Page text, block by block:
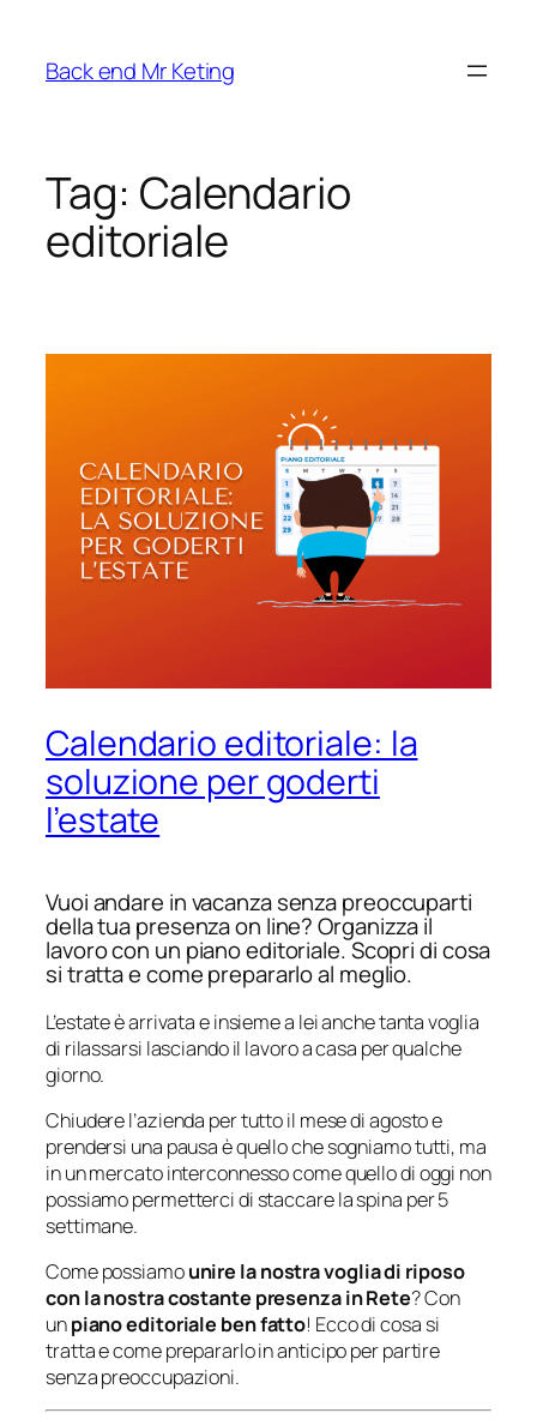
contenuto
Back end Mr Keting
Tag: Calendario
editoriale
Calendario editoriale: la
soluzione per goderti
l’estate
Vuoi andare in vacanza senza preoccuparti
della tua presenza on line? Organizza il
lavoro con un piano editoriale. Scopri di cosa
si tratta e come prepararlo al meglio.
L’estate è arrivata e insieme a lei anche tanta voglia
di rilassarsi lasciando il lavoro a casa per qualche
giorno.
Chiudere l’azienda per tutto il mese di agosto e
prendersi una pausa è quello che sogniamo tutti, ma
in un mercato interconnesso come quello di oggi non
possiamo permetterci di staccare la spina per 5
settimane.
Come possiamounire la nostra voglia di riposo
con la nostra costante presenza in Rete? Con
unpiano editoriale ben fatto! Ecco di cosa si
tratta e come prepararlo in anticipo per partire
senza preoccupazioni.